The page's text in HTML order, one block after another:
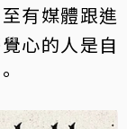
有媒體跟進
心的人是自